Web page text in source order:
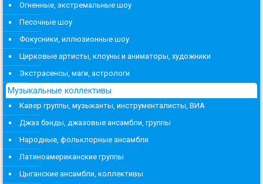
Огненные, экстремальные шоу
Песочные шоу
Фокусники, иллюзионные шоу
Цирковые артисты, клоуны и аниматоры, художники
Экстрасенсы, маги, астрологи
Музыкальные коллективы
Кавер группы, музыканты, инструменталисты, ВИА
Джаз бэнды, джазовые ансамбли, группы
Народные, фольклорные ансамбли
Латиноамериканские группы
Цыганские ансамбли, коллективы